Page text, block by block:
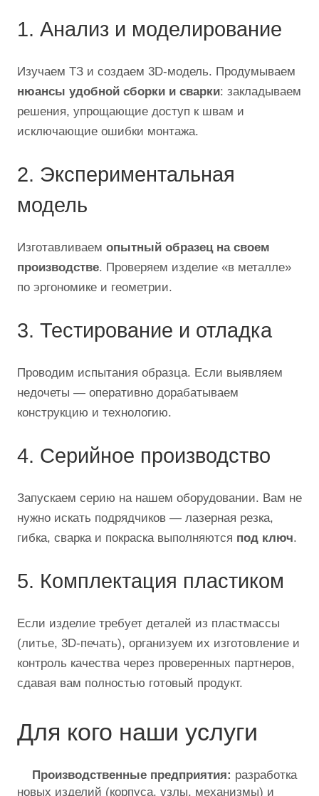
1. Анализ и моделирование
Изучаем ТЗ и создаем 3D-модель. Продумываем
нюансы удобной сборки и сварки: закладываем
решения, упрощающие доступ к швам и
исключающие ошибки монтажа.
2. Экспериментальная
модель
Изготавливаем опытный образец на своем
производстве. Проверяем изделие «в металле»
по эргономике и геометрии.
3. Тестирование и отладка
Проводим испытания образца. Если выявляем
недочеты — оперативно дорабатываем
конструкцию и технологию.
4. Серийное производство
Запускаем серию на нашем оборудовании. Вам не
нужно искать подрядчиков — лазерная резка,
гибка, сварка и покраска выполняются под ключ.
5. Комплектация пластиком
Если изделие требует деталей из пластмассы
(литье, 3D-печать), организуем их изготовление и
контроль качества через проверенных партнеров,
сдавая вам полностью готовый продукт.
Для кого наши услуги
Производственные предприятия: разработка
новых изделий (корпуса, узлы, механизмы) и